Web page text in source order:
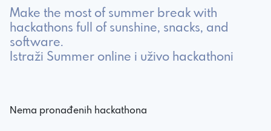
Make the most of summer break with
hackathons full of sunshine, snacks, and
software.
Istraži Summer online i uživo hackathoni
Nema pronađenih hackathona